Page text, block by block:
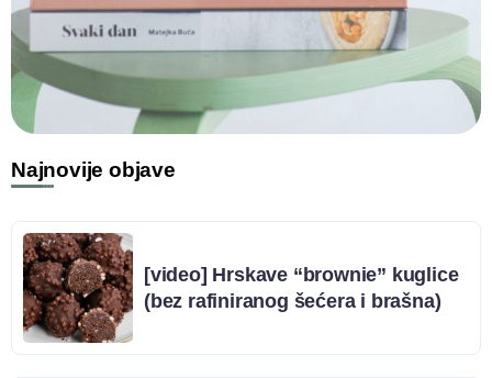
Najnovije objave
[video] Hrskave “brownie” kuglice
(bez rafiniranog šećera i brašna)